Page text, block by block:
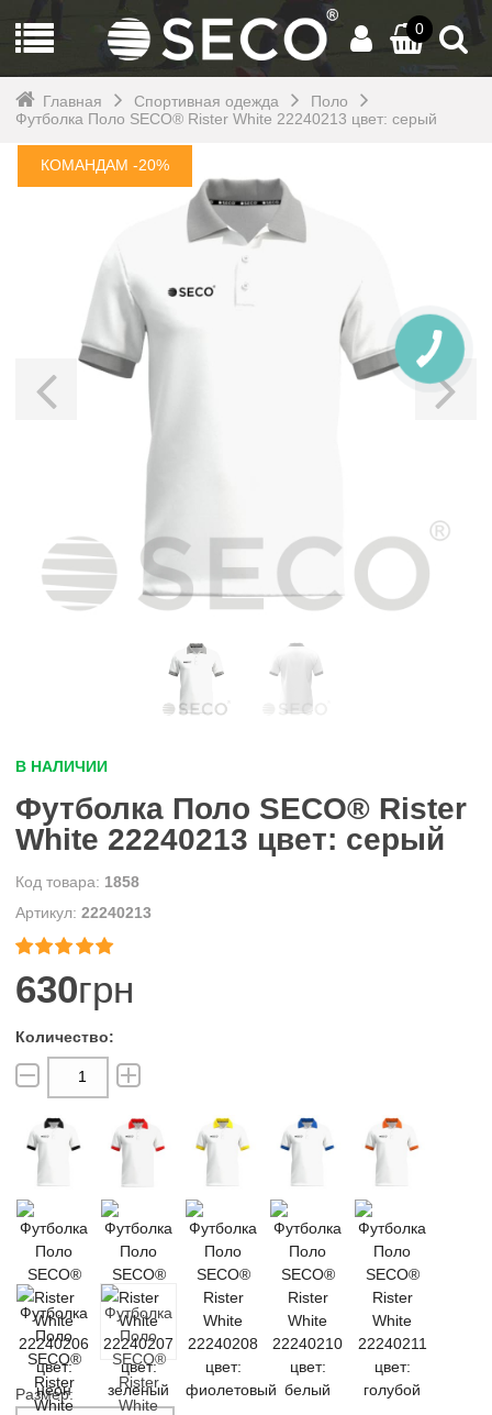
0
Главная Спортивная одежда
Поло
Футболка Поло SECO® Rister White 22240213 цвет: серый
КОМАНДАМ -20%
В НАЛИЧИИ
Футболка Поло SECO® Rister
White 22240213 цвет: серый
1858
22240213


630грн
Размер: